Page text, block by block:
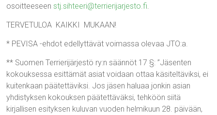
osoitteeseen stj.sihteeri@terrierijarjesto.fi.
TERVETULOA KAIKKI MUKAAN!
* PEVISA -ehdot edellyttävät voimassa olevaa JTO:a.
** Suomen Terrierijärjestö ry:n säännöt 17 §: ”Jäsenten
kokouksessa esittämät asiat voidaan ottaa käsiteltäviksi, ei
kuitenkaan päätettäviksi. Jos jäsen haluaa jonkin asian
yhdistyksen kokouksen päätettäväksi, tehköön siitä
kirjallisen esityksen kuluvan vuoden helmikuun 28. päivään,